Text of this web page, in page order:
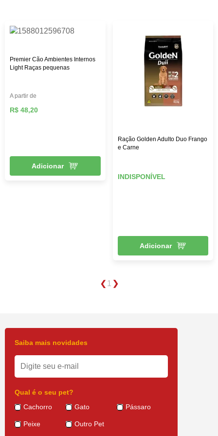
brinquedos que vão deixar seu pet mais feliz e ativo,
Premier Cão Ambientes Internos
Light Raças pequenas
A partir de
R$ 48,20
Adicionar
Ração Golden Adulto Duo Frango
e Carne
INDISPONÍVEL
Adicionar
1
Saiba mais novidades
Qual é o seu pet?
Cachorro
Gato Pássaro
Peixe Outro Pet